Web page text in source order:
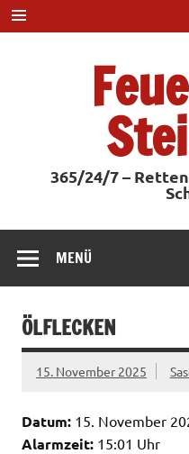
Zum
Inhalt
springen
365/24/7 –
MENÜ
ÖLFLECKEN
15. November 2025
Datum: 15. November
Alarmzeit: 15:01 Uhr